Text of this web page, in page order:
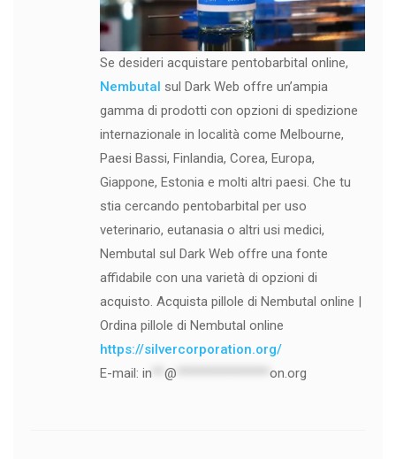
Se desideri acquistare pentobarbital online,
Nembutal sul Dark Web offre un’ampia
gamma di prodotti con opzioni di spedizione
internazionale in località come Melbourne,
Paesi Bassi, Finlandia, Corea, Europa,
Giappone, Estonia e molti altri paesi. Che tu
stia cercando pentobarbital per uso
veterinario, eutanasia o altri usi medici,
Nembutal sul Dark Web offre una fonte
affidabile con una varietà di opzioni di
acquisto. Acquista pillole di Nembutal online |
Ordina pillole di Nembutal online
https://silvercorporation.org/
E-mail: in @ on.org